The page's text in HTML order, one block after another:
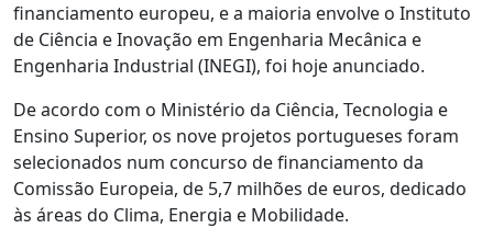
financiamento europeu, e a maioria envolve o Instituto
de Ciência e Inovação em Engenharia Mecânica e
Engenharia Industrial (INEGI), foi hoje anunciado.
De acordo com o Ministério da Ciência, Tecnologia e
Ensino Superior, os nove projetos portugueses foram
selecionados num concurso de financiamento da
Comissão Europeia, de 5,7 milhões de euros, dedicado
às áreas do Clima, Energia e Mobilidade.